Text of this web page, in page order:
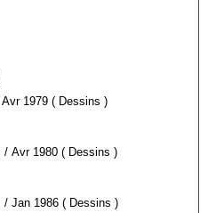
• Tome 1 : Tir sans sommation / Avr 1979 ( Dessins )
• Tome 1 : La montre aux 7 rubis / Avr 1980 ( Dessins )
• Tome 1 : La montre aux 7 rubis / Jan 1986 ( Dessins )